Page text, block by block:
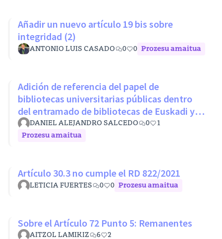
Añadir un nuevo artículo 19 bis sobre
integridad (2)
ANTONIO LUIS CASADO 0 0 Prozesu amaitua
Adición de referencia del papel de
bibliotecas universitarias públicas dentro
del entramado de bibliotecas de Euskadi y
RLPE (Ley 11/2007 26 octubre)
DANIEL ALEJANDRO SALCEDO 0
1
Prozesu amaitua
Artículo 30.3 no cumple el RD 822/2021
LETICIA FUERTES 0 0 Prozesu amaitua
Sobre el Artículo 72 Punto 5: Remanentes
AITZOL LAMIKIZ 6 2